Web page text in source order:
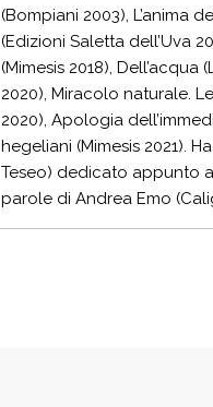
(Bompiani 2003), L’anima
(Edizioni Saletta dell’Uva
(Mimesis 2018),
2020), Miracolo naturale.
2020), Apologia
hegeliani (Mimesis 2021).
Teseo) dedicato appunto
parole di Andrea Emo